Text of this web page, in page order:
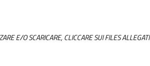
E/O SCARICARE, CLICCARE SUI FILES ALLEGATI